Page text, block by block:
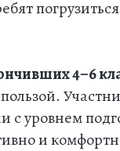
4–6
с уровнем
и